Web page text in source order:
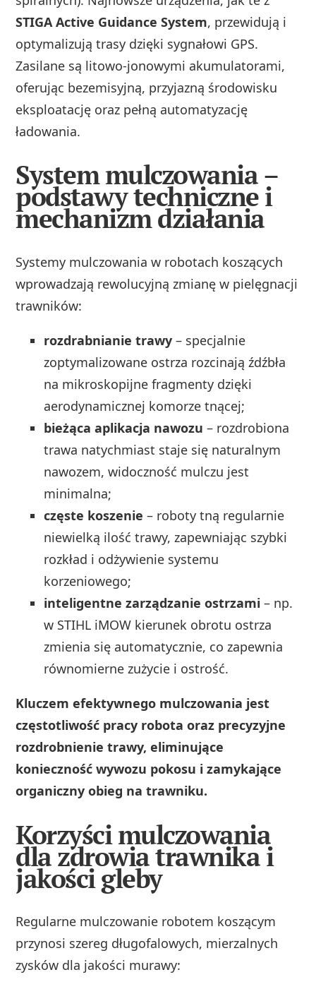
STIGA Active Guidance System, przewidują i
optymalizują trasy dzięki sygnałowi GPS.
Zasilane są litowo-jonowymi akumulatorami,
oferując bezemisyjną, przyjazną środowisku
eksploatację oraz pełną automatyzację
ładowania.
System mulczowania –
podstawy techniczne i
mechanizm działania
Systemy mulczowania w robotach koszących
wprowadzają rewolucyjną zmianę w pielęgnacji
trawników:
rozdrabnianie trawy – specjalnie
zoptymalizowane ostrza rozcinają źdźbła
na mikroskopijne fragmenty dzięki
aerodynamicznej komorze tnącej;
bieżąca aplikacja nawozu – rozdrobiona
trawa natychmiast staje się naturalnym
nawozem, widoczność mulczu jest
minimalna;
częste koszenie – roboty tną regularnie
niewielką ilość trawy, zapewniając szybki
rozkład i odżywienie systemu
korzeniowego;
inteligentne zarządzanie ostrzami – np.
w STIHL iMOW kierunek obrotu ostrza
zmienia się automatycznie, co zapewnia
równomierne zużycie i ostrość.
Kluczem efektywnego mulczowania jest
częstotliwość pracy robota oraz precyzyjne
rozdrobnienie trawy, eliminujące
konieczność wywozu pokosu i zamykające
organiczny obieg na trawniku.
Korzyści mulczowania
dla zdrowia trawnika i
jakości gleby
Regularne mulczowanie robotem koszącym
przynosi szereg długofalowych, mierzalnych
zysków dla jakości murawy: